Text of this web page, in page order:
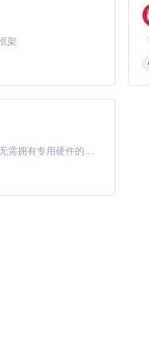
的演示界面。你可以立即
需重启，浏览器会自动刷新
架
基于Python的Xiaozhi AI，适用于想要完整Xiaozhi体验而无需拥有专用硬件的用户。